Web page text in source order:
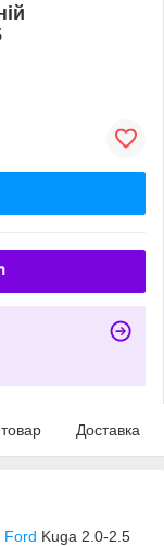
Доставка
Ford Kuga 2.0-2.5